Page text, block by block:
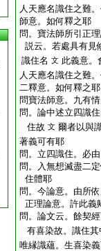
人天應名識住之難
師意。如何釋之耶
問。寶法師所引正
説云。若處具有見
識住名 文 此義意。
人天應名識住之難
二釋意。如何釋之耶
問寶法師意。九有
問。論中述立四識
住故 文 爾者以與
著義可有耶
問。立四識住。必
問。入無想滅盡二
住體耶
問。今論意。由所
正理論意。許此義
問。論文云。餘契
有喜染故。識住
唯縁識蘊。生喜染